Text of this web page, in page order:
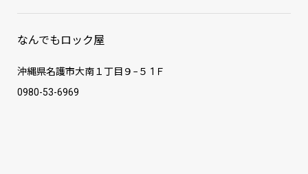
なんでもロック屋
沖縄県名護市大南１丁目９−５ 1Ｆ
0980-53-6969